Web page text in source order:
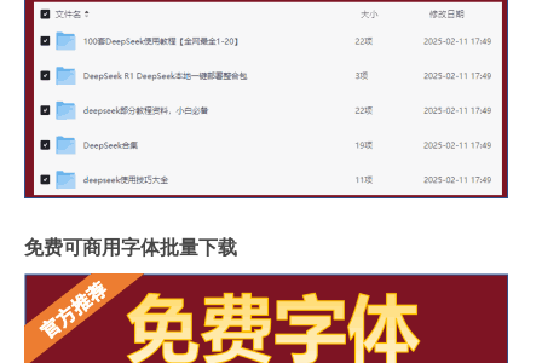
免费可商用字体批量下载